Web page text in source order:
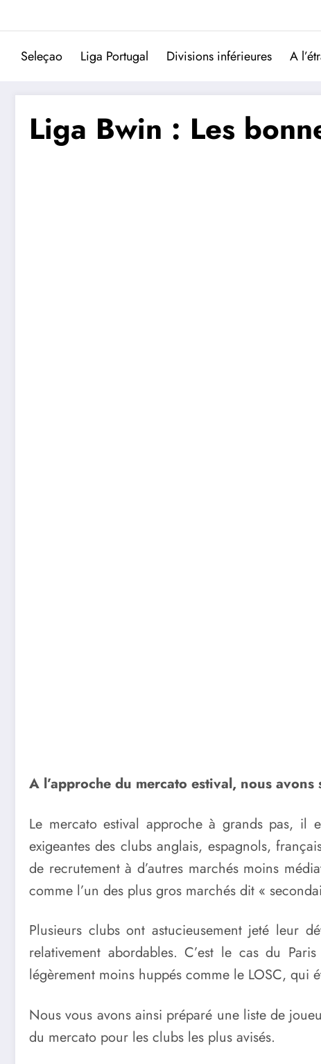
Seleçao Liga Portugal Divisions inférieures A
Liga Bwin : Les
A l’approche du mercato estival, nous
Le mercato estival approche à grands pas, il
exigeantes des clubs anglais, espagnols,
de recrutement à d’autres marchés moins
comme l’un des plus gros marchés dit «
Plusieurs clubs ont astucieusement jeté leur
relativement abordables. C’est le cas du
légèrement moins huppés comme le LOSC, qui
Nous vous avons ainsi préparé une liste de
du mercato pour les clubs les plus avisés.